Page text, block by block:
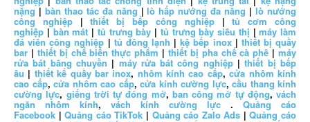
nặng | bàn thao tác đa năng |lò hấp nướng đa năng |lò nướng
công nghiệp|thiết bị bếp công nghiệp|tủ cơm công
nghiệp | bàn mát | tủ trưng bày | tủ trưng bày siêu thị |máy làm
đá viên công nghiệp | tủ đông lạnh |kệ bếp inox| thiết bị quầy
bar | thiết bị chế biến thực phẩm | thiết bị pha chế cà phê | máy
rửa bát băng chuyền | máy rửa bát công nghiệp|thiết bị bếp
âu | thiết kế quầy bar inox, nhôm kính cao cấp,cửa nhôm kính
cao cấp, cửa nhôm cao cấp, cửa kính cường lực, cầu thang kính
cường lực, giếng trời tự đóng mở, ban công mở tự động, vách
ngăn nhôm kính, vách kính cường lực . Quảng cáo
Facebook |Quảng cáo TikTok | Quảng cáo Zalo Ads |Quảng cáo